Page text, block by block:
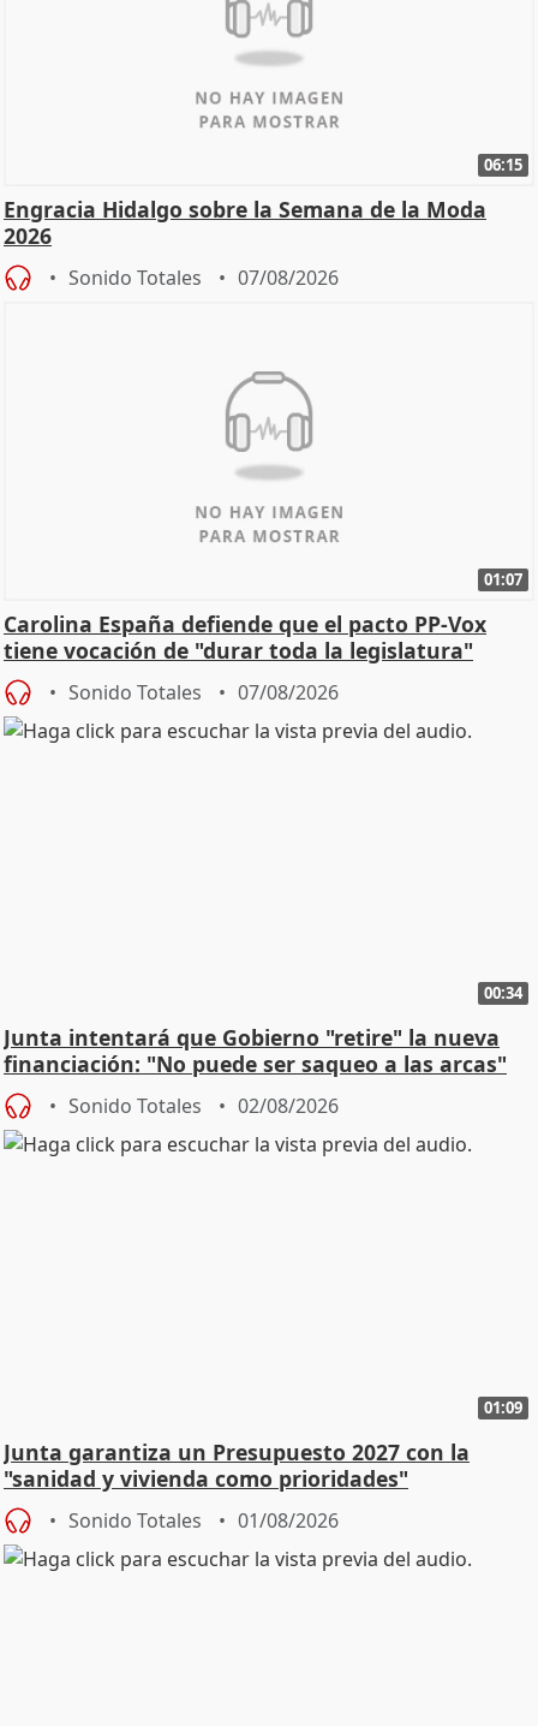
06:15
Engracia Hidalgo sobre la Semana de la Moda
2026
Sonido Totales 07/08/2026
01:07
Carolina España defiende que el pacto PP-Vox
tiene vocación de "durar toda la legislatura"
Sonido Totales 07/08/2026
00:34
Junta intentará que Gobierno "retire" la nueva
financiación: "No puede ser saqueo a las arcas"
Sonido Totales 02/08/2026
01:09
Junta garantiza un Presupuesto 2027 con la
"sanidad y vivienda como prioridades"
Sonido Totales 01/08/2026